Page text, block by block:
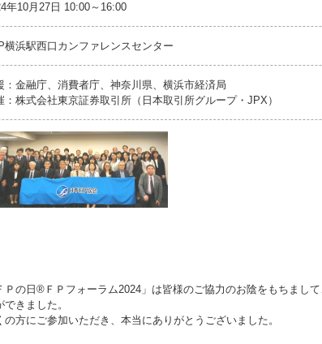
年10月27日 10:00～16:00
横浜駅西口カンファレンスセンター
：金融庁、消費者庁、神奈川県、横浜市経済局
：株式会社東京証券取引所（日本取引所グループ・JPX）
Ｐの日®ＦＰフォーラム2024」は皆様のご協力のお陰をもちまし
できました。
の方にご参加いただき、本当にありがとうございました。